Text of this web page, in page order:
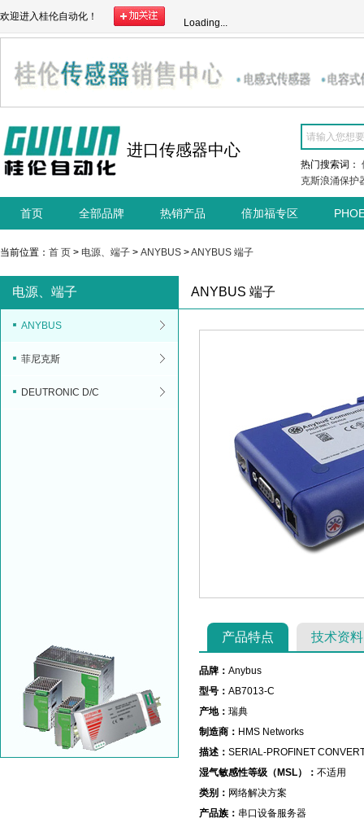
欢迎进入桂伦自动化！
Loading...
进口传感器中心
热门搜索词：
克斯浪涌保护
首页 全部品牌 热销产品 倍加福专区
当前位置： 首 页 > 电源、端子 > ANYBUS >ANYBUS 端子
电源、端子
ANYBUS
菲尼克斯
DEUTRONIC D/C
ANYBUS 端子
产品特点 技术资料
品牌： Anybus
型号： AB7013-C
产地： 瑞典
制造商： HMS Networks
描述： SERIAL-PROFINET
湿气敏感性等级（MSL）： 不适用
类别： 网络解决方案
产品族： 串口设备服务器